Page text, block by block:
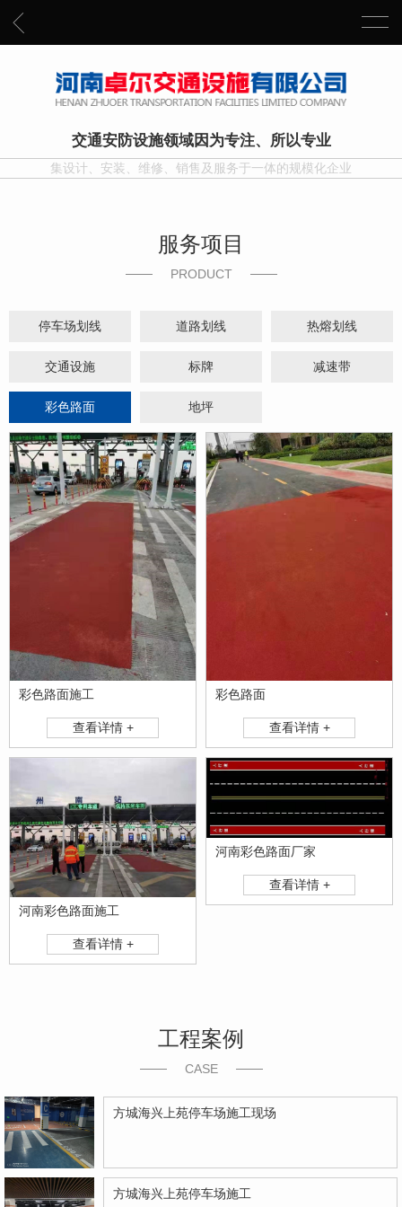
交通安防设施领域因为专注、所以专业
集设计、安装、维修、销售及服务于一体的规模化企业
服务项目
PRODUCT
停车场划线 道路划线 热熔划线
交通设施 标牌 减速带
彩色路面 地坪
彩色路面施工
查看详情 +
彩色路面
查看详情 +
河南彩色路面施工
查看详情 +
河南彩色路面厂家
查看详情 +
工程案例
CASE
方城海兴上苑停车场施工现场
方城海兴上苑停车场施工